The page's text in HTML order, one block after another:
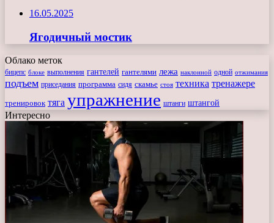
16.05.2025
Ягодичный мостик
Облако меток
бицепс блоке выполнения гантелей гантелями лежа наклонной одной отжимания
подъем приседания программа сидя скамье стоя техника тренажере
тренировок тяга упражнение штанги штангой
Интересно